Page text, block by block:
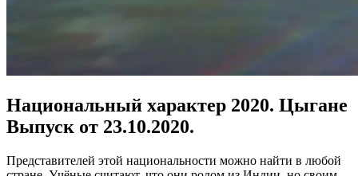
Национальный характер 2020. Цыгане
Выпуск от 23.10.2020.
Представителей этой национальности можно найти в любой